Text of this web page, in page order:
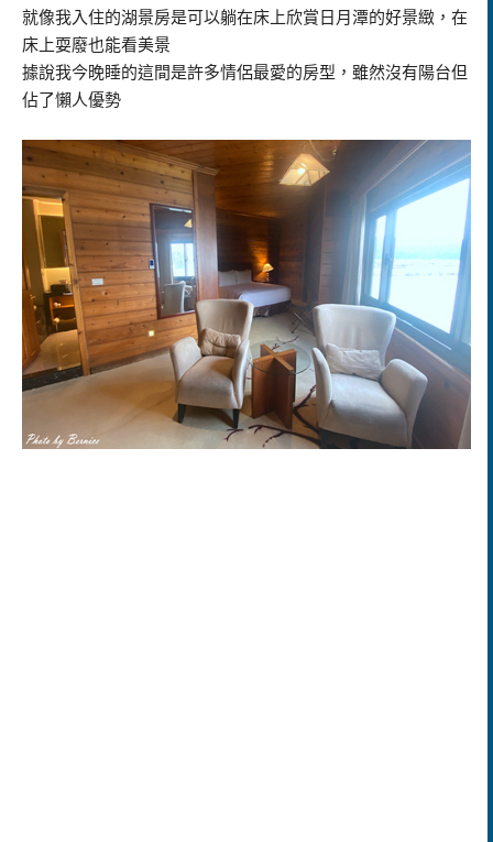
就像我入住的湖景房是可以躺在床上欣賞日月潭的好景緻，在
床上耍廢也能看美景
據說我今晚睡的這間是許多情侶最愛的房型，雖然沒有陽台但
佔了懶人優勢